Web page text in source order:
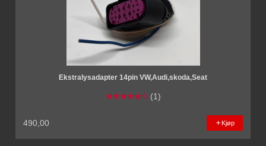
Ekstralysadapter 14pin VW,Audi,skoda,Seat
(1)
490,00 Kjøp